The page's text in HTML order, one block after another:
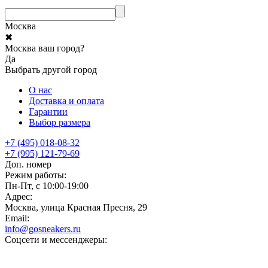
Москва
✖
Москва ваш город?
Да
Выбрать другой город
О нас
Доставка и оплата
Гарантии
Выбор размера
+7 (495) 018-08-32
+7 (995) 121-79-69
Доп. номер
Режим работы:
Пн-Пт, с 10:00-19:00
Адрес:
Москва, улица Красная Пресня, 29
Email:
info@gosneakers.ru
Соцсети и мессенджеры: